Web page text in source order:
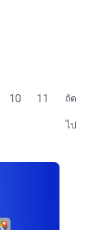
10 11 ถัด
ไป